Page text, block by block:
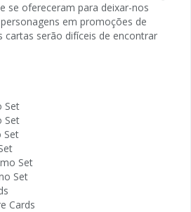
se ofereceram para deixar-nos
em promoções de
cartas serão difíceis de encontrar
Set
Set
Set
Set
Set
Cards